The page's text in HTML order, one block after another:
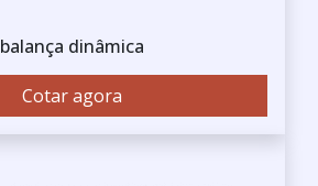
balança dinâmica
Cotar agora